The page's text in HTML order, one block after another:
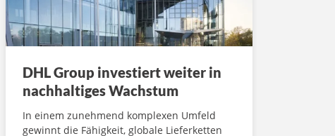
DHL Group investiert weiter in
nachhaltiges Wachstum
In einem zunehmend komplexen Umfeld
gewinnt die Fähigkeit, globale Lieferketten